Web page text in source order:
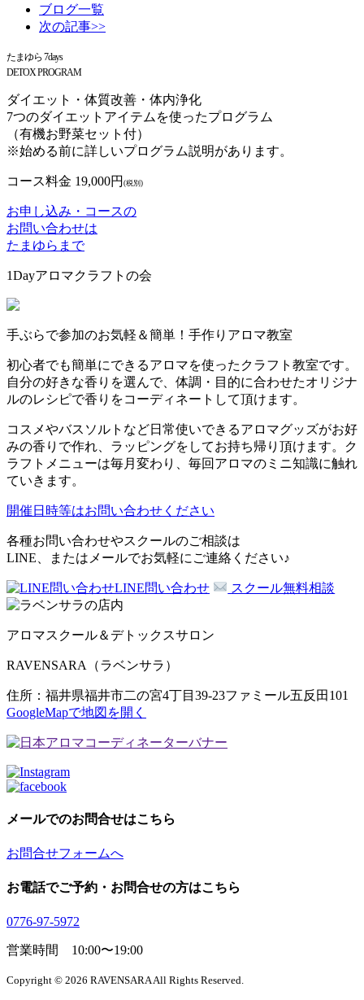
ブログ一覧
次の記事>>
たまゆら 7days
DETOX PROGRAM
ダイエット・体質改善・体内浄化
7つのダイエットアイテムを使ったプログラム
（有機お野菜セット付）
※始める前に詳しいプログラム説明があります。
コース料金 19,000円 (税別)
お申し込み・コースの
お問い合わせは
たまゆらまで
1Dayアロマクラフトの会
手ぶらで参加のお気軽＆簡単！手作りアロマ教室
初心者でも簡単にできるアロマを使ったクラフト教室です。
自分の好きな香りを選んで、体調・目的に合わせたオリジナ
ルのレシピで香りをコーディネートして頂けます。
コスメやバスソルトなど日常使いできるアロマグッズがお好
みの香りで作れ、ラッピングをしてお持ち帰り頂けます。ク
ラフトメニューは毎月変わり、毎回アロマのミニ知識に触れ
ていきます。
開催日時等はお問い合わせください
各種お問い合わせやスクールのご相談は
LINE、またはメールでお気軽にご連絡ください♪
LINE問い合わせ スクール無料相談
アロマスクール＆デトックスサロン
RAVENSARA（ラベンサラ）
住所：福井県福井市二の宮4丁目39-23ファミール五反田101
GoogleMapで地図を開く
メールでのお問合せはこちら
お問合せフォームへ
お電話でご予約・お問合せの方はこちら
0776-97-5972
営業時間 10:00〜19:00
Copyright © 2026 RAVENSARA All Rights Reserved.